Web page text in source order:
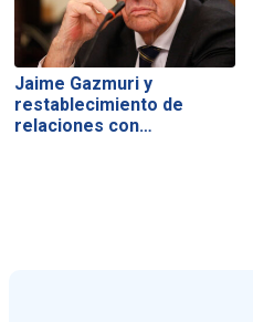
Jaime Gazmuri y
restablecimiento de
relaciones con…